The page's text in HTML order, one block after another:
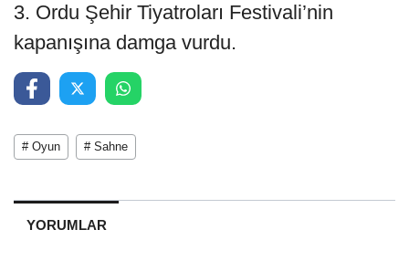
3. Ordu Şehir Tiyatroları Festivali’nin
kapanışına damga vurdu.
# Oyun # Sahne
YORUMLAR